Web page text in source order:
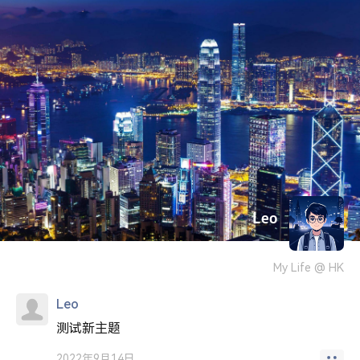
Leo
My Life @ HK
Leo
测试新主题